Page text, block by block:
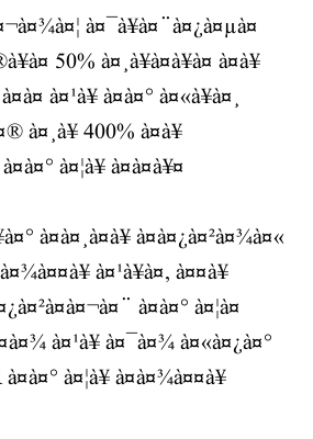
à¤¯à¥à¤¨à¤¿à¤µà¤
50% à¤¸à¥à¤à¥à¤ à¤à¥
à¤à¤ à¤¹à¥ à¤à¤° à¤«à¥à¤¸
à¤¸à¥ 400% à¤à¥
à¤¦à¥ à¤à¤à¥¤
à¤à¤¸à¤à¥ à¤à¤¿à¤²à¤¾à¤«
à¤¹à¥à¤, à¤¤à¥
à¤à¤° à¤¦à¤
à¤¹à¥ à¤¯à¤¾ à¤«à¤¿à¤°
à¤¦à¥ à¤à¤¾à¤¤à¥